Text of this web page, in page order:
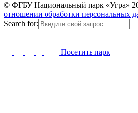
© ФГБУ Национальный парк «Угра»
отношении обработки персональных
Search for:
Посетить парк